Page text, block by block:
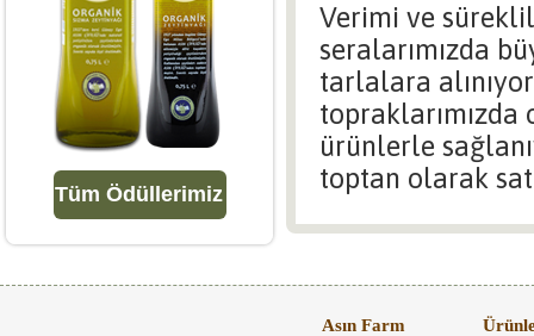
Tüm Ödüllerimiz
Verimi ve
seralarımızda
tarlalara
ürünlerle
toptan olarak
Asın Farm